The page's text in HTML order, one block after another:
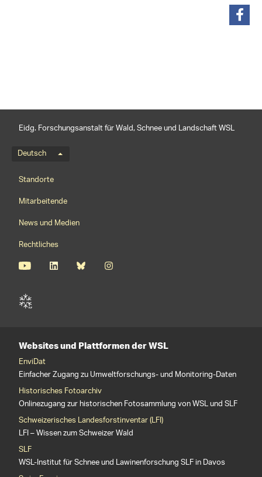
Eidg. Forschungsanstalt für Wald, Schnee und Landschaft WSL
Sprachmenü
Deutsch
Footernavigation
Standorte
Mitarbeitende
News und Medien
Rechtliches
Websites und Plattformen der WSL
EnviDat
Einfacher Zugang zu Umweltforschungs- und Monitoring-Daten
Historisches Fotoarchiv
Onlinezugang zur historischen Fotosammlung von WSL und SLF
Schweizerisches Landesforstinventar (LFI)
LFI – Wissen zum Schweizer Wald
SLF
WSL-Institut für Schnee und Lawinenforschung SLF in Davos